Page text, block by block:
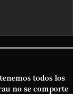
todos los
no se comporte